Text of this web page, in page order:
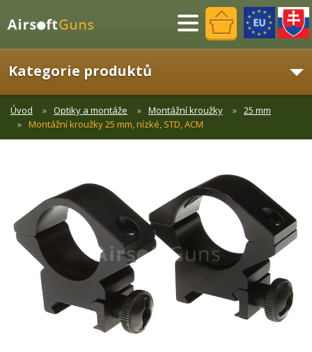
Menu
Kategorie produktů
Úvod Optiky a montáže Montážní kroužky
25 mm
Montážní kroužky 25 mm, nízké, STD, ACM